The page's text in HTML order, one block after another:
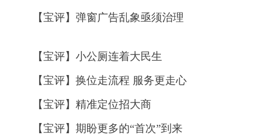
【宝评】弹窗广告乱象亟须治理
【宝评】小公厕连着大民生
【宝评】换位走流程 服务更走心
【宝评】精准定位招大商
【宝评】期盼更多的“首次”到来